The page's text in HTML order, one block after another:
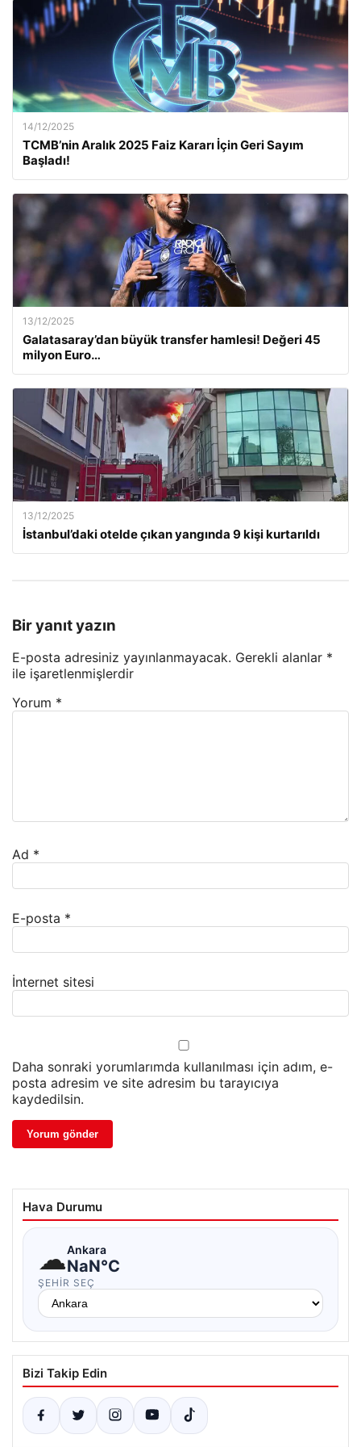
14/12/2025
TCMB’nin Aralık 2025 Faiz Kararı İçin Geri Sayım
Başladı!
13/12/2025
Galatasaray’dan büyük transfer hamlesi! Değeri 45
milyon Euro…
13/12/2025
İstanbul’daki otelde çıkan yangında 9 kişi kurtarıldı
Bir yanıt yazın
E-posta adresiniz yayınlanmayacak. Gerekli alanlar *
ile işaretlenmişlerdir
Yorum *
Ad *
E-posta *
İnternet sitesi
Daha sonraki yorumlarımda kullanılması için adım, e-
posta adresim ve site adresim bu tarayıcıya
kaydedilsin.
Hava Durumu
☁Ankara
NaN°C
ŞEHIR SEÇ
Bizi Takip Edin